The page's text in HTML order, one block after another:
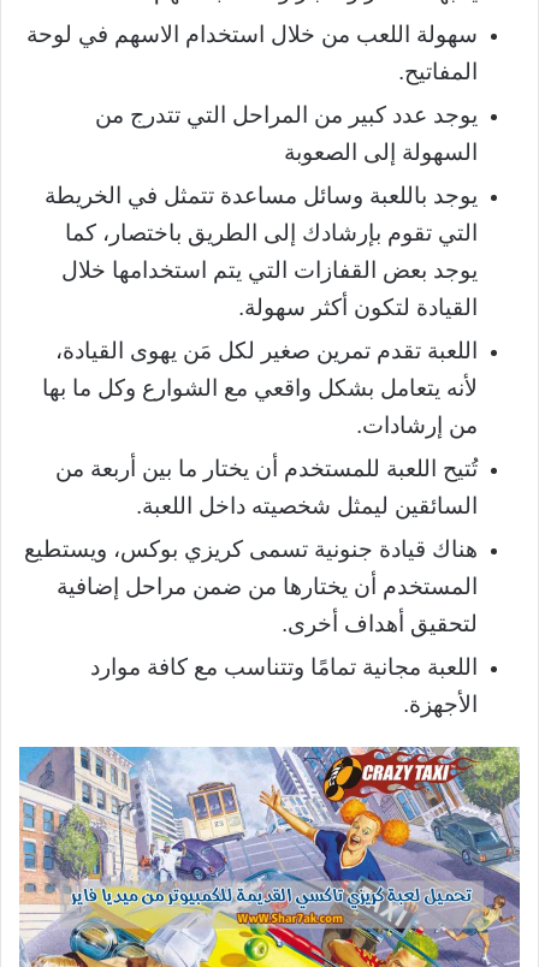
سهولة اللعب من خلال استخدام الاسهم في لوحة
المفاتيح.
يوجد عدد كبير من المراحل التي تتدرج من
السهولة إلى الصعوبة
يوجد باللعبة وسائل مساعدة تتمثل في الخريطة
التي تقوم بإرشادك إلى الطريق باختصار، كما
يوجد بعض القفازات التي يتم استخدامها خلال
القيادة لتكون أكثر سهولة.
اللعبة تقدم تمرين صغير لكل مَن يهوى القيادة،
لأنه يتعامل بشكل واقعي مع الشوارع وكل ما بها
من إرشادات.
تُتيح اللعبة للمستخدم أن يختار ما بين أربعة من
السائقين ليمثل شخصيته داخل اللعبة.
هناك قيادة جنونية تسمى كريزي بوكس، ويستطيع
المستخدم أن يختارها من ضمن مراحل إضافية
لتحقيق أهداف أخرى.
اللعبة مجانية تمامًا وتتناسب مع كافة موارد
الأجهزة.